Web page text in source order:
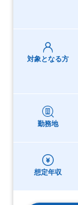
対象となる方
勤務地
想定年収